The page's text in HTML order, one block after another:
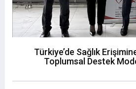
Türkiye’de Sağlık
Toplumsal Destek